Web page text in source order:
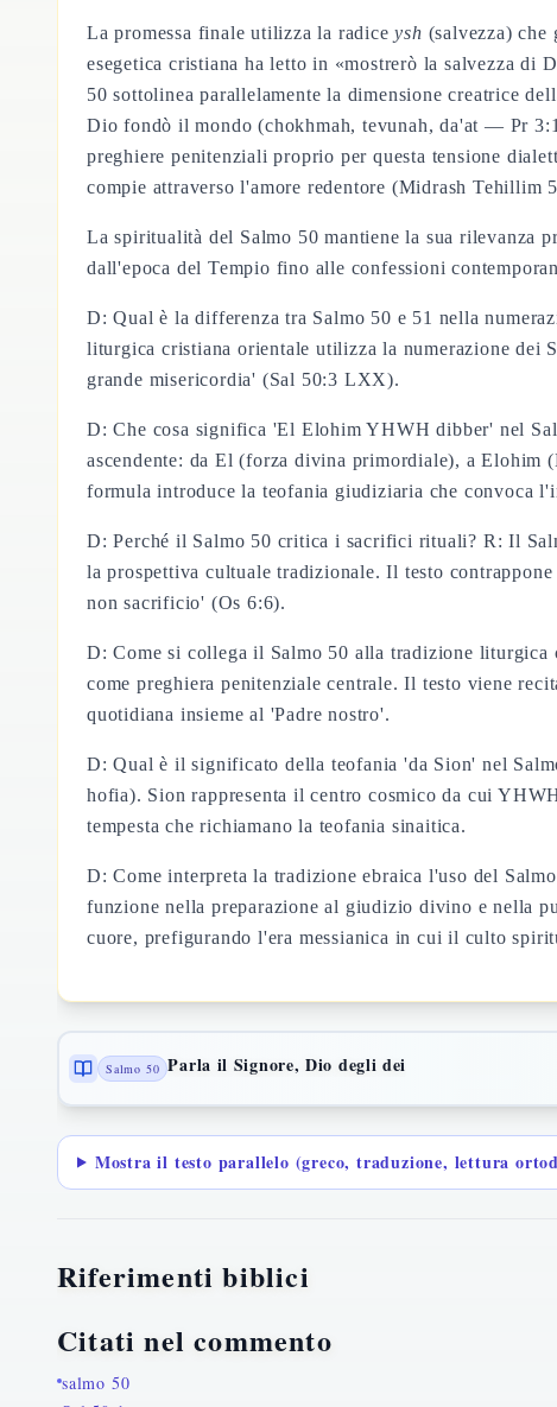
La promessa finale utilizza la radiceysh (salvezza) che
esegetica cristiana ha letto in «mostrerò la salvezza
50 sottolinea parallelamente la dimensione creatrice
Dio fondò il mondo (chokhmah, tevunah, da'at — Pr
preghiere penitenziali proprio per questa tensione
compie attraverso l'amore redentore (Midrash Tehillim
La spiritualità del Salmo 50 mantiene la sua rilevanza
dall'epoca del Tempio fino alle confessioni
D: Qual è la differenza tra Salmo 50 e 51 nella
liturgica cristiana orientale utilizza la numerazione dei
grande misericordia' (Sal 50:3 LXX).
D: Che cosa significa 'El Elohim YHWH dibber' nel
ascendente: da El (forza divina primordiale), a Elohim
formula introduce la teofania giudiziaria che convoca
D: Perché il Salmo 50 critica i sacrifici rituali? R: Il
la prospettiva cultuale tradizionale. Il testo
non sacrificio' (Os 6:6).
D: Come si collega il Salmo 50 alla tradizione
come preghiera penitenziale centrale. Il testo viene
quotidiana insieme al 'Padre nostro'.
D: Qual è il significato della teofania 'da Sion' nel
hofia). Sion rappresenta il centro cosmico da cui
tempesta che richiamano la teofania sinaitica.
D: Come interpreta la tradizione ebraica l'uso del
funzione nella preparazione al giudizio divino e nella
cuore, prefigurando l'era messianica in cui il culto
Salmo 50 Parla il Signore, Dio degli dei
Mostra il testo parallelo (greco, traduzione, lettura
Riferimenti biblici
Citati nel commento
salmo 50